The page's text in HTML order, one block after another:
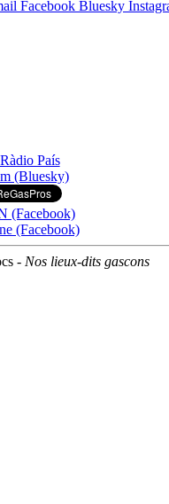
País
(Bluesky)
(Facebook)
(Facebook)
- Nos lieux-dits gascons